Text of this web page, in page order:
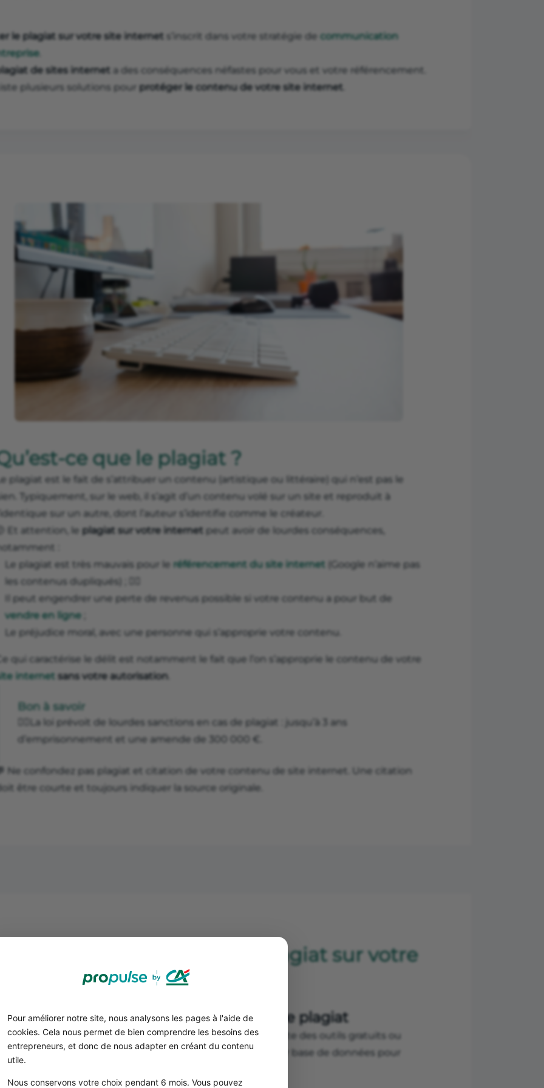
Pour améliorer notre site, nous analysons les pages à l'aide de
cookies. Cela nous permet de bien comprendre les besoins des
entrepreneurs, et donc de nous adapter en créant du contenu
utile.
Nous conservons votre choix pendant 6 mois. Vous pouvez
le plagiat sur votre site internet s’inscrit dans votre stratégie de communication
.
de sites internet a des conséquences néfastes pour vous et votre référencement.
plusieurs solutions pour protéger le contenu de votre site internet
ce que le plagiat ?
plagiat est le fait de s’attribuer un contenu (artistique ou littéraire) qui n’est pas le
Typiquement, sur le web, il s’agit d’un contenu volé sur un site et reproduit à
sur un autre, dont l’auteur s’identifie comme le créateur.
Et attention, le plagiat sur votre internet peut avoir de lourdes conséquences,
:
Le plagiat est très mauvais pour le référencement du site internet (Google n’aime pas
les contenus dupliqués) ; 👮‍♂️
Il peut engendrer une perte de revenus possible si votre contenu a pour but de
vendre en ligne
Le préjudice moral, avec une personne qui s’approprie votre contenu.
qui caractérise le délit est notamment le fait que l’on s’approprie le contenu de votre
internet sans votre autorisation
Bon à savoir
👩‍⚖️La loi prévoit de lourdes sanctions en cas de plagiat : jusqu’à 3 ans
d’emprisonnement et une amende de 300 000 €.
Ne confondez pas plagiat et citation de votre contenu de site internet. Une citation
être courte et toujours indiquer la source originale.
réagir en cas de plagiat sur votre
internet ?
si votre site internet est victime de plagiat
savoir si votresite internet est victime de plagiat, il existe des outils gratuits ou
en ligne, qui vont comparer votre contenu avec leur base de données pour